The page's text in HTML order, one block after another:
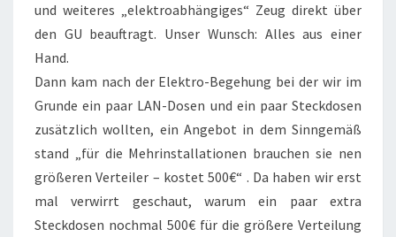
und weiteres „elektroabhängiges“ Zeug direkt über
den GU beauftragt. Unser Wunsch: Alles aus einer
Hand.
Dann kam nach der Elektro-Begehung bei der wir im
Grunde ein paar LAN-Dosen und ein paar Steckdosen
zusätzlich wollten, ein Angebot in dem Sinngemäß
stand „für die Mehrinstallationen brauchen sie nen
größeren Verteiler – kostet 500€“ . Da haben wir erst
mal verwirrt geschaut, warum ein paar extra
Steckdosen nochmal 500€ für die größere Verteilung